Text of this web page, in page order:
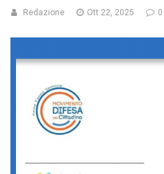
Redazione Ott 22, 2025 0